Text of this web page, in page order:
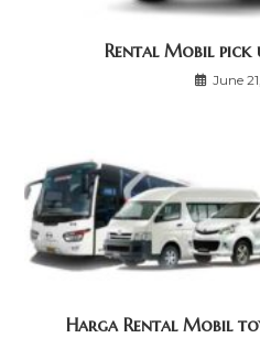
Rental Mobil pick
June
Harga Rental Mobil